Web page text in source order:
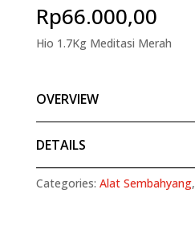
Rp66.000,00
Hio 1.7Kg Meditasi Merah
OVERVIEW
DETAILS
Categories: Alat Sembahyang,